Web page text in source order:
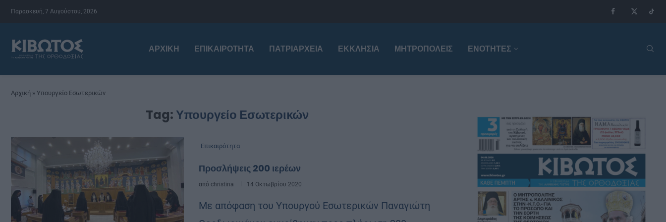
Παρασκευή, 7 Αυγούστου, 2026
ΑΡΧΙΚΉ ΕΠΙΚΑΙΡΌΤΗΤΑ ΠΑΤΡΙΑΡΧΕΊΑ ΕΚΚΛΗΣΊΑ ΜΗΤΡΟΠΌΛΕΙΣ ΕΝΟΤΗΤΕΣ
Αρχική » Υπουργείο Εσωτερικών
Tag: Υπουργείο Εσωτερικών
Επικαιρότητα
Προσλήψεις 200 ιερέων
από christina 14 Οκτωβρίου 2020
Με απόφαση του Υπουργού Εσωτερικών Παναγιώτη